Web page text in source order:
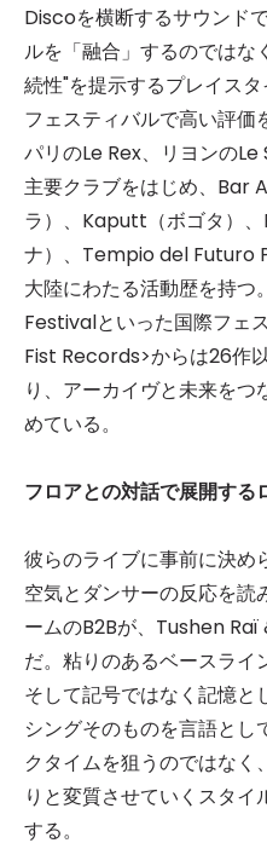
Discoを横断するサウンド
ルを「融合」するのではな
続性"を提示するプレイス
フェスティバルで高い評価
パリのLe Rex、リヨンの
主要クラブをはじめ、Bar
ラ）、Kaputt（ボゴタ）
ナ）、Tempio del Futuro
大陸にわたる活動歴を持
Festivalといった国際フェ
Fist Records>からは26作
り、アーカイヴと未来を
めている。
フロアとの対話で展開する
彼らのライブに事前に決め
空気とダンサーの反応を読
ームのB2Bが、Tushen
だ。粘りのあるベースライ
そして記号ではなく記憶
シングそのものを言語とし
クタイムを狙うのではなく
りと変質させていくスタ
する。